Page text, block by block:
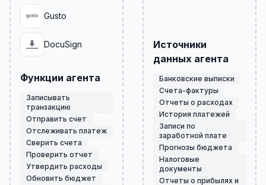
Gusto
DocuSign
Функции агента
Записывать
транзакцию
Отправить счет
Отслеживать платеж
Сверить счета
Проверить отчет
Утвердить расходы
Обновить бюджет
Источники
данных агента
Банковские выписки
Счета-фактуры
Отчеты о расходах
История платежей
Записи по
заработной плате
Прогнозы бюджета
Налоговые
документы
Отчеты о прибылях и